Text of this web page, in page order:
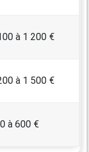
à 1 200 €
à 1 500 €
à 600 €